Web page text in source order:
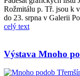
Rožmitálu p. Tř. jsou k
do 23. srpna v Galerii
celý text
Výstava Mnoho